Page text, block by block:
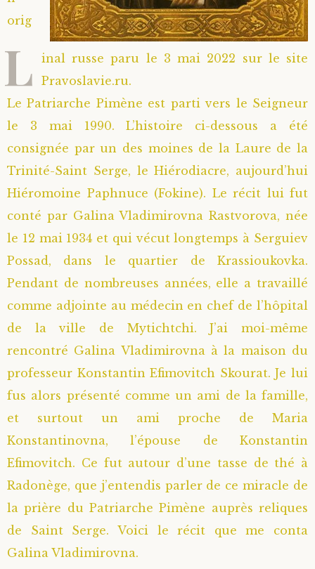
Saint Sophrony l’Athonite
Sainte Xenia
Sainte Matrone de Moscou
Staritsa Marie Makovkine
Natalia de Vyritsa
Staritsa Anastasia
Archimandrite Lazare (Abachidzé)
Geronda Arsenios le Spiléote
Gerondissa Makrina (Vassopoulou)
Archimandrite Nathanaël (Pospelov)
Père Héliodore
L
orig
inal russe paru le 3 mai 2022 sur le site
Pravoslavie.ru.
Le Patriarche Pimène est parti vers le Seigneur
le 3 mai 1990. L’histoire ci-dessous a été
consignée par un des moines de la Laure de la
Trinité-Saint Serge, le Hiérodiacre, aujourd’hui
Hiéromoine Paphnuce (Fokine). Le récit lui fut
conté par Galina Vladimirovna Rastvorova, née
le 12 mai 1934 et qui vécut longtemps à Serguiev
Possad, dans le quartier de Krassioukovka.
Pendant de nombreuses années, elle a travaillé
comme adjointe au médecin en chef de l’hôpital
de la ville de Mytichtchi. J’ai moi-même
rencontré Galina Vladimirovna à la maison du
professeur Konstantin Efimovitch Skourat. Je lui
fus alors présenté comme un ami de la famille,
et surtout un ami proche de Maria
Konstantinovna, l’épouse de Konstantin
Efimovitch. Ce fut autour d’une tasse de thé à
Radonège, que j’entendis parler de ce miracle de
la prière du Patriarche Pimène auprès reliques
de Saint Serge. Voici le récit que me conta
Galina Vladimirovna.